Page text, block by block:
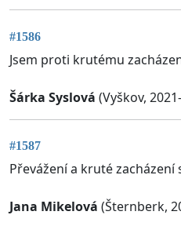
#1586
Jsem proti krutému
Šárka Syslová (Vyškov,
#1587
Převážení a kruté zacházení
Jana Mikelová (Šternberk,